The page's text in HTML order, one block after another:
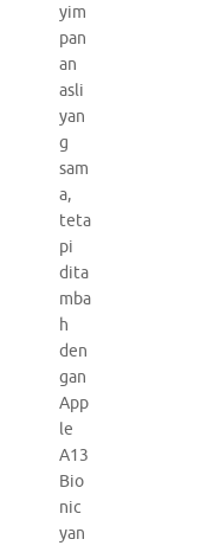
yim
pan
an
asli
yan
g
sam
a,
teta
pi
dita
mba
h
den
gan
App
le
A13
Bio
nic
yan